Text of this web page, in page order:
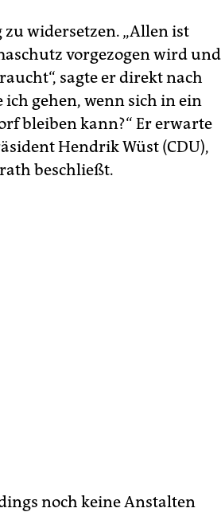
widersetzen. „Allen ist
vorgezogen wird und
sagte er direkt nach
gehen, wenn sich in ein
bleiben kann?“ Er erwarte
Hendrik Wüst (CDU),
beschließt.
noch keine Anstalten